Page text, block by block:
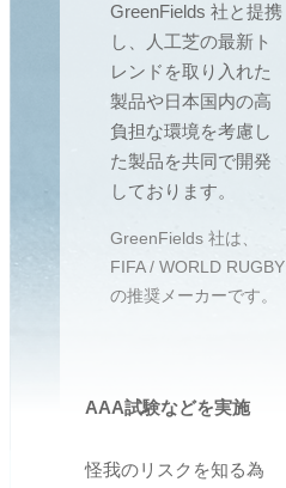
GreenFields 社と提携
し、人工芝の最新ト
レンドを取り入れた
製品や日本国内の高
負担な環境を考慮し
た製品を共同で開発
しております。
GreenFields 社は、
FIFA / WORLD RUGBY
の推奨メーカーです。
AAA試験などを実施
怪我のリスクを知る為